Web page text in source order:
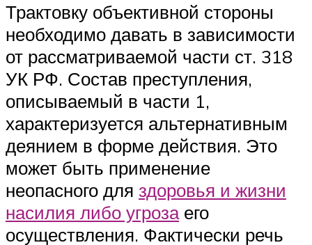
Трактовку объективной стороны
необходимо давать в зависимости
от рассматриваемой части ст. 318
УК РФ. Состав преступления,
описываемый в части 1,
характеризуется альтернативным
деянием в форме действия. Это
может быть применение
неопасного для здоровья и жизни
насилия либо угрозаего
осуществления. Фактически речь